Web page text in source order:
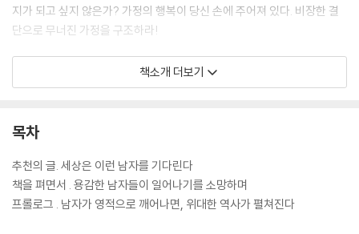
지가 되고 싶지 않은가? 가정의 행복이 당신 손에 주어져 있다. 비장한 결
단으로 무너진 가정을 구조하라!
두려워하지 않고 거침없이 믿음대로 살겠다는 결단의 남자들은 이 시대의
희망이기도 하다. 침몰하는 가정의 믿음을 다시 회복시키고, 자녀의 마음
면하지 않는다. 옳은 일을 위해서라면 주저없이 나선다. 아무리 불리해도
결단들이 불가능하다고 생각되는가? 이 결단을 이루는 유일한 비결은 하
나님과 동행하는 것이다. 인생을 새롭게 결단하기 전에, 먼저 거룩한 손을
들어 기도하라! 믿음으로 다시 일어서라.
책소개 더보기
목차
추천의 글. 세상은 이런 남자를 기다린다
책을 펴면서 . 용감한 남자들이 일어나기를 소망하며
프롤로그 . 남자가 영적으로 깨어나면, 위대한 역사가 펼쳐진다